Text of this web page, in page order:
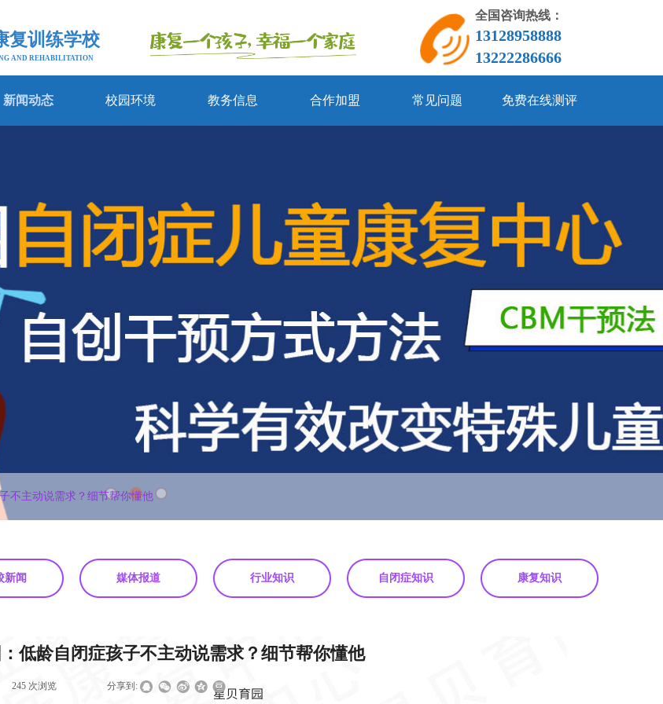
全国咨询热线：
13128958888
13222286666
AND REHABILITATION
新闻动态 校园环境 教务信息 合作加盟 常见问题 免费在线测评
复训练学校
不主动说需求？细节帮你懂他
新闻 媒体报道 行业知识 自闭症知识 康复知识
低龄自闭症孩子不主动说需求？细节帮你懂他
245 次浏览 分享到: